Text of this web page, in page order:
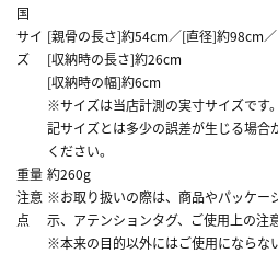
国
サイ
ズ
[親骨の長さ]約54cm／[直径]約98cm
[収納時の長さ]約26cm
[収納時の幅]約6cm
※サイズは当店計測の実寸サイズです
記サイズとは多少の誤差が生じる場合
ください。
重量 約260g
注意
点
※お取り扱いの際は、商品やパッケー
示、アテンションタグ、ご使用上の注
※本来の目的以外にはご使用にならな